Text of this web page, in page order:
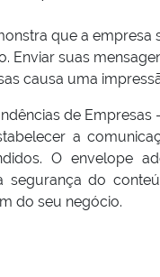
que a
Enviar suas
causa uma
de Empresas
a
O envelope
do
do seu negócio.